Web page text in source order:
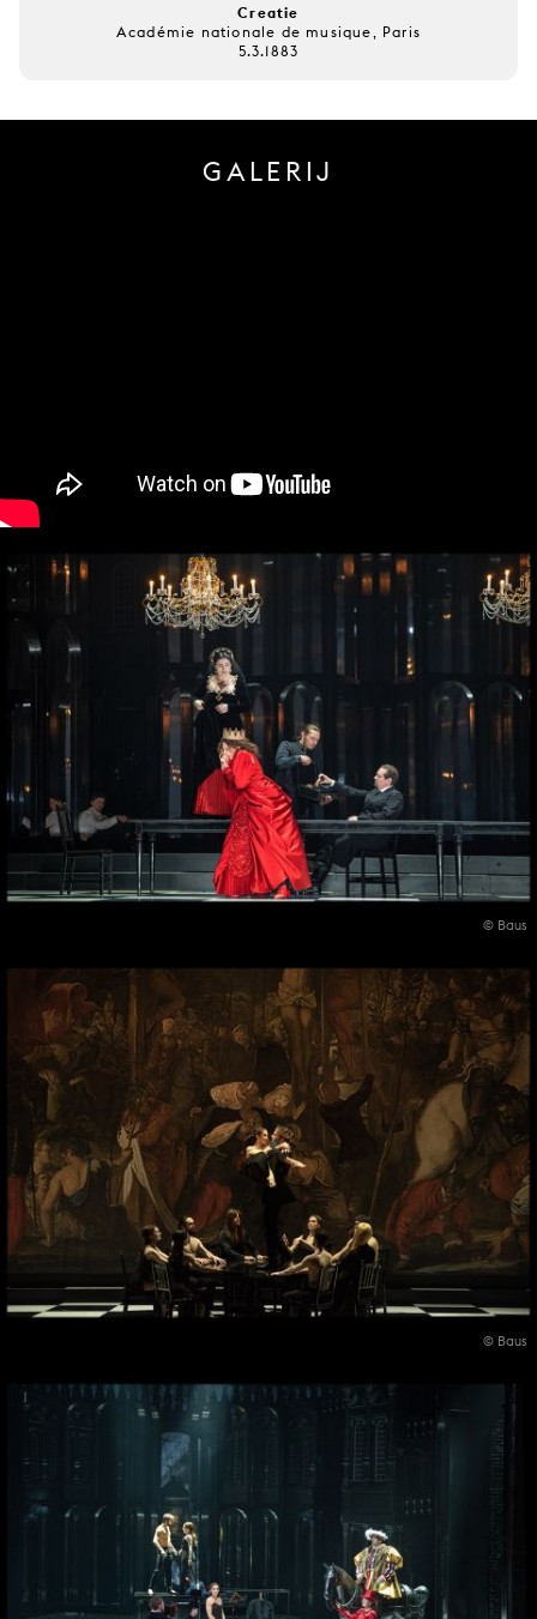
Creatie
Académie nationale de musique, Paris
5.3.1883
GALERIJ
© Baus
© Baus